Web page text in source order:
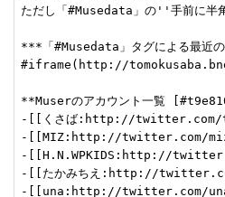
ただし「#Musedata」の''手前に半
***「#Musedata」タグによる最近
#iframe(http://
**Muserのアカウント一覧
-[[くさば:http://twitter.com/
-[[MIZ:http://twitter.com/
-[[H.N.WPKIDS:http://
-[[たかみちえ:http://
-[[una:http://twitter.com/